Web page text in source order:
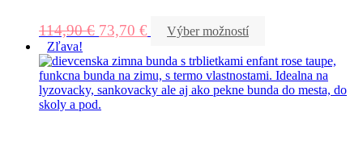
114,90€ 73,70 €
Výber možností
Zľava!